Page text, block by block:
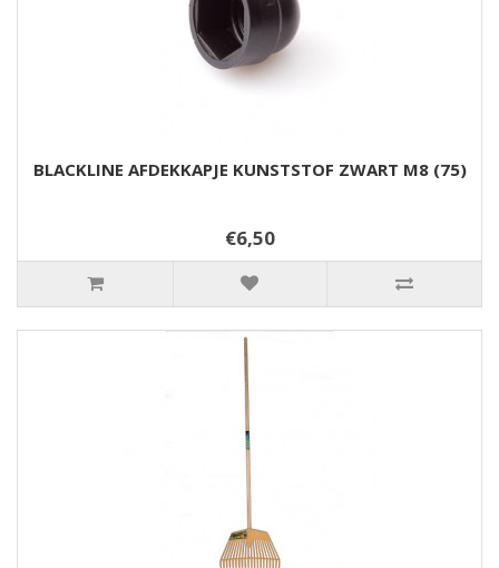
BLACKLINE AFDEKKAPJE KUNSTSTOF ZWART M8 (75)
€6,50